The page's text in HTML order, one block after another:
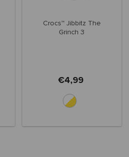
Crocs™ Jibbitz The
Grinch 3
€4,99